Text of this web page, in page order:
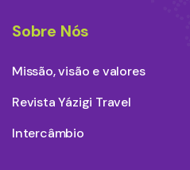
Sobre Nós
Missão, visão e valores
Revista Yázigi Travel
Intercâmbio